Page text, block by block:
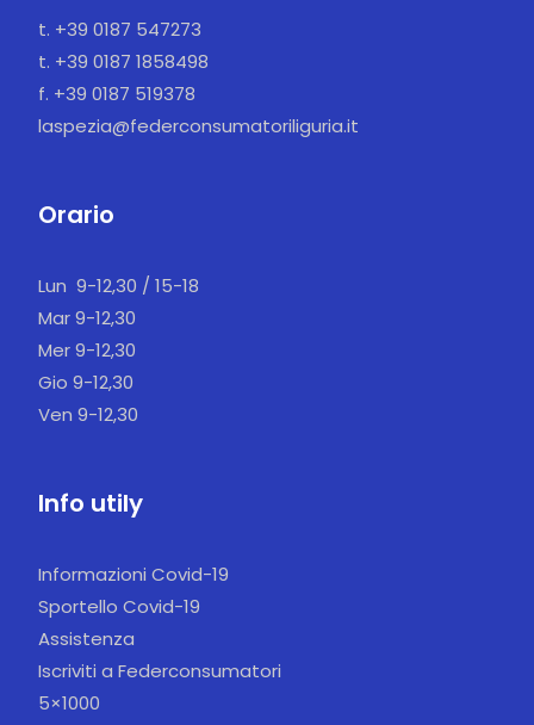
t. +39 0187 547273
t. +39 0187 1858498
f. +39 0187 519378
laspezia@federconsumatoriliguria.it
Orario
Lun 9-12,30 / 15-18
Mar 9-12,30
Mer 9-12,30
Gio 9-12,30
Ven 9-12,30
Info utily
Informazioni Covid-19
Sportello Covid-19
Assistenza
Iscriviti a Federconsumatori
5×1000